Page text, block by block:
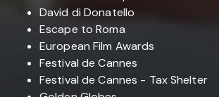
David di Donatello
Escape to Roma
European Film Awards
Festival de Cannes
Festival de Cannes - Tax Shelter